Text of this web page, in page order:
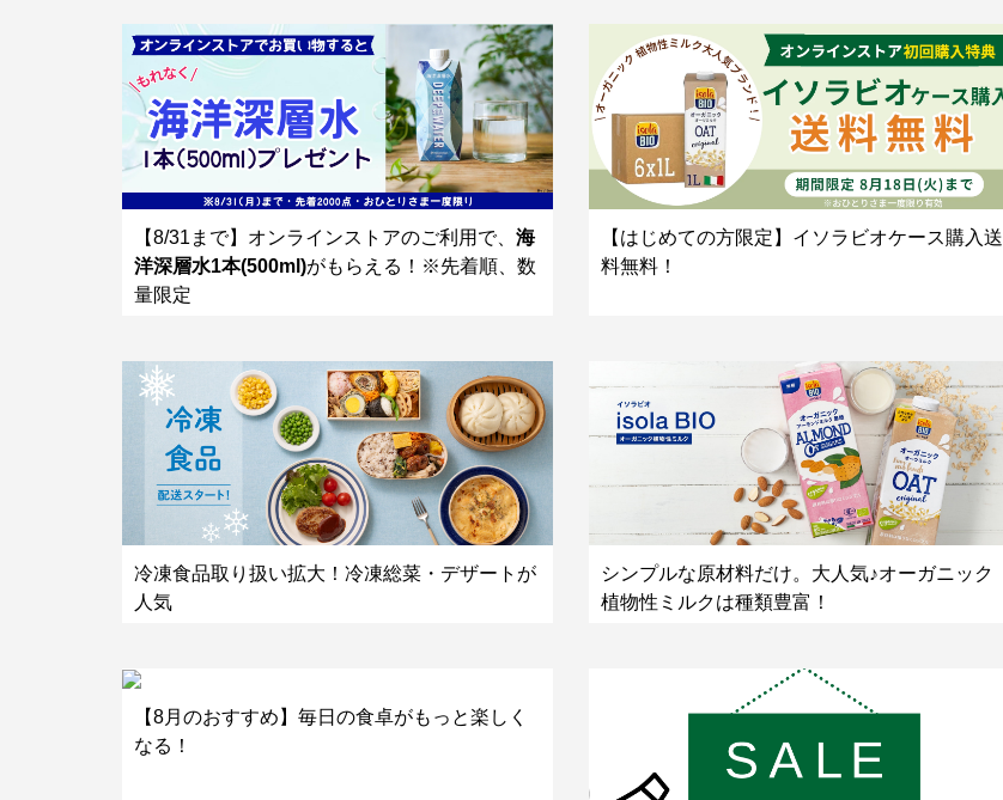
【8/31まで】オンラインストアのご利用で、 海
洋深層水1本(500ml)がもらえる！※先着順、数
量限定
【はじめての方限定】イソラビオケース購入送
料無料！
冷凍食品取り扱い拡大！冷凍総菜・デザートが
人気
シンプルな原材料だけ。大人気♪オーガニック
植物性ミルクは種類豊富！
【8月のおすすめ】毎日の食卓がもっと楽しく
なる！